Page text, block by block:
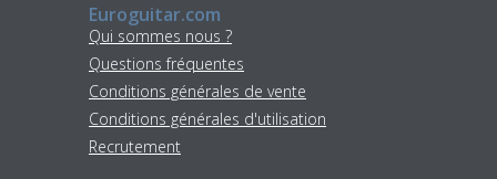
Euroguitar.com
Qui sommes nous ?
Questions fréquentes
Conditions générales de vente
Conditions générales d'utilisation
Recrutement